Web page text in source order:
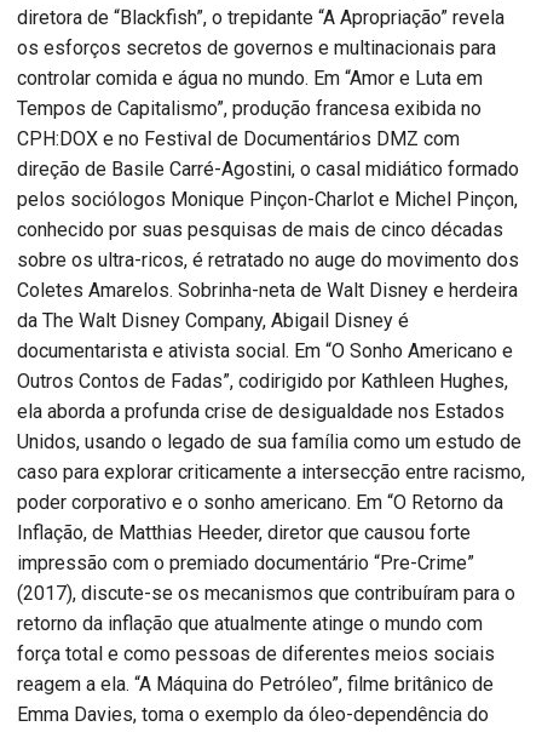
diretora de “Blackfish”, o trepidante “A Apropriação” revela
os esforços secretos de governos e multinacionais para
controlar comida e água no mundo. Em “Amor e Luta em
Tempos de Capitalismo”, produção francesa exibida no
CPH:DOX e no Festival de Documentários DMZ com
direção de Basile Carré-Agostini, o casal midiático formado
pelos sociólogos Monique Pinçon-Charlot e Michel Pinçon,
conhecido por suas pesquisas de mais de cinco décadas
sobre os ultra-ricos, é retratado no auge do movimento dos
Coletes Amarelos. Sobrinha-neta de Walt Disney e herdeira
da The Walt Disney Company, Abigail Disney é
documentarista e ativista social. Em “O Sonho Americano e
Outros Contos de Fadas”, codirigido por Kathleen Hughes,
ela aborda a profunda crise de desigualdade nos Estados
Unidos, usando o legado de sua família como um estudo de
caso para explorar criticamente a intersecção entre racismo,
poder corporativo e o sonho americano. Em “O Retorno da
Inflação, de Matthias Heeder, diretor que causou forte
impressão com o premiado documentário “Pre-Crime”
(2017), discute-se os mecanismos que contribuíram para o
retorno da inflação que atualmente atinge o mundo com
força total e como pessoas de diferentes meios sociais
reagem a ela. “A Máquina do Petróleo”, filme britânico de
Emma Davies, toma o exemplo da óleo-dependência do